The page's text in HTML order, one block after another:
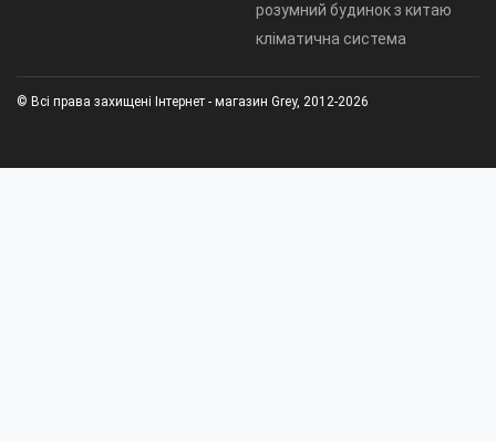
розумний будинок з китаю
кліматична система
© Всі права захищені Інтернет - магазин Grey, 2012-2026